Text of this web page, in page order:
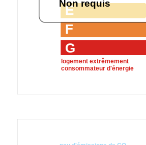
E
F
G
logement extrêmement
consommateur d'énergie
Non requis